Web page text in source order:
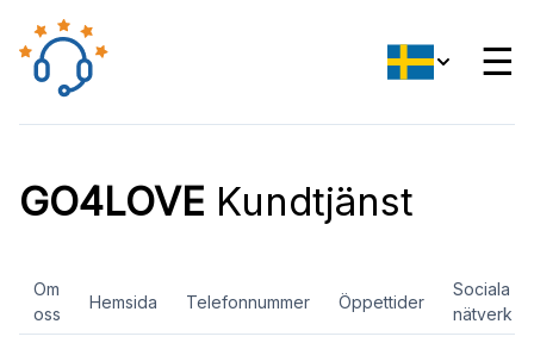
☰
GO4LOVE Kundtjänst
Om
oss
Hemsida Telefonnummer Öppettider
Sociala
nätverk